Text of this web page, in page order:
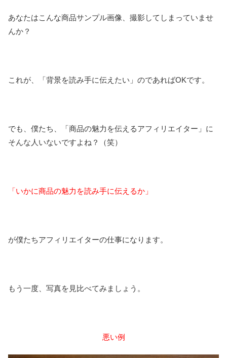
あなたはこんな商品サンプル画像、撮影してしまっていませ
んか？
これが、「背景を読み手に伝えたい」のであればOKです。
でも、僕たち、「商品の魅力を伝えるアフィリエイター」に
そんな人いないですよね？（笑）
「いかに商品の魅力を読み手に伝えるか」
が僕たちアフィリエイターの仕事になります。
もう一度、写真を見比べてみましょう。
悪い例